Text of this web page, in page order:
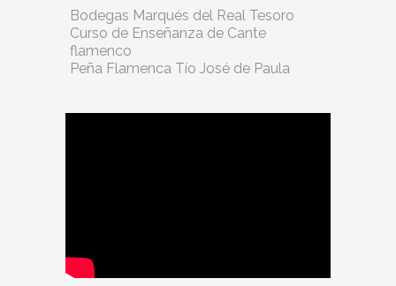
Bodegas Marqués del Real Tesoro
Curso de Enseñanza de Cante
flamenco
Peña Flamenca Tío José de Paula